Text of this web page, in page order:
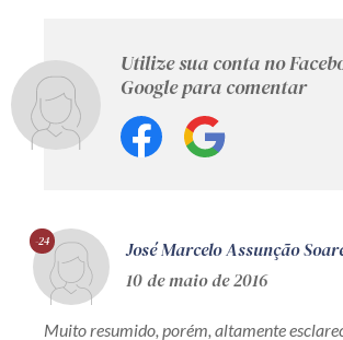
Utilize sua conta no
Google para comentar
-24
José Marcelo Assunção
10 de maio de 2016
Muito resumido, porém, altamente